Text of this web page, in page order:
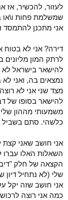
לעזור, להכשיר, אז
שמשלמת פחות
אני מתכנן להתמסד
דירה? אני לא בטוח
לרתק המון
להישאר בישראל לא
נמצאים בה, ואני לא
מצד שני אני לא
להישאר בסופו של
משמעותי מההון
כלשהי. סתם בשביל
אני חושב שאני
השאלות האלו עברו
הקצאה של חלק
שלי (לא נתחיל דיון
אני חושב שזה יקל
כמה אני רוצה